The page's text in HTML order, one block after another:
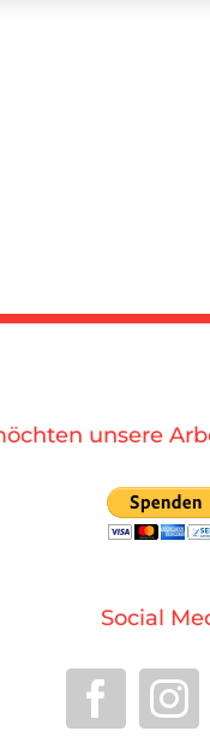
unsere
Social